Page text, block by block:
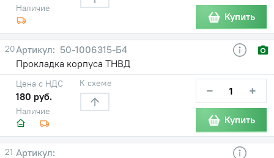
Наличие
Купить
20
50-1006315-Б4
Прокладка корпуса ТНВД
Наличие
Цена с НДС
180 руб.
К схеме − +
Купить
21